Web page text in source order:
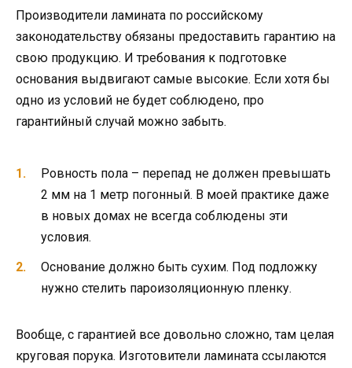
Производители ламината по российскому
законодательству обязаны предоставить гарантию на
свою продукцию. И требования к подготовке
основания выдвигают самые высокие. Если хотя бы
одно из условий не будет соблюдено, про
гарантийный случай можно забыть.
Ровность пола – перепад не должен превышать
2 мм на 1 метр погонный. В моей практике даже
в новых домах не всегда соблюдены эти
условия.
Основание должно быть сухим. Под подложку
нужно стелить пароизоляционную пленку.
Вообще, с гарантией все довольно сложно, там целая
круговая порука. Изготовители ламината ссылаются